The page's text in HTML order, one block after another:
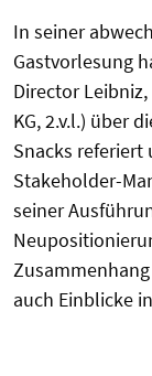
In seiner
Gastvorlesung
Director
KG, 2.v.l.) über
Snacks referiert
Stakeholder-
seiner
auch Einblicke